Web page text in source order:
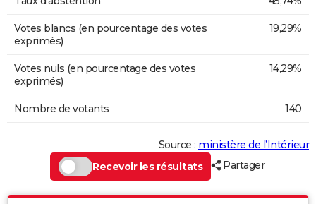
Votes blancs (en pourcentage des votes
exprimés)
19,29%
Votes nuls (en pourcentage des votes
exprimés)
14,29%
Nombre de votants 140
Source : ministère de l’Intérieur
Recevoir les résultats
Partager